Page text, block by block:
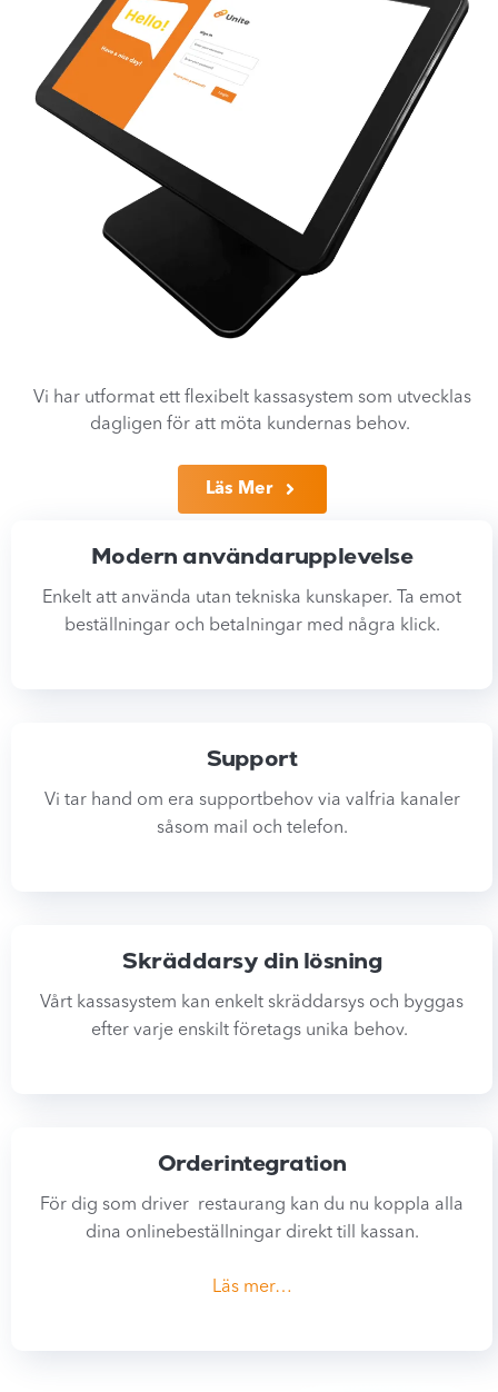
Modern användarupplevelse
Enkelt att använda utan tekniska kunskaper. Ta emot
beställningar och betalningar med några klick.
Support
Vi tar hand om era supportbehov via valfria kanaler
såsom mail och telefon.
Skräddarsy din lösning
Vårt kassasystem kan enkelt skräddarsys och byggas
efter varje enskilt företags unika behov.
Orderintegration
För dig som driver restaurang kan du nu koppla alla
dina onlinebeställningar direkt till kassan.
Läs mer…
Vi har utformat ett flexibelt kassasystem som utvecklas
dagligen för att möta kundernas behov.
Läs Mer